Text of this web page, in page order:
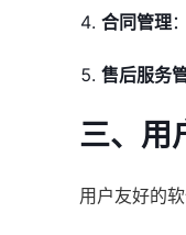
合同管理
售后服务
三、用
用户友好的